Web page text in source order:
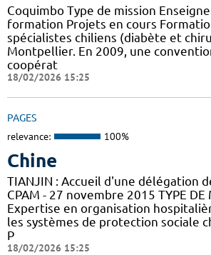
Coquimbo Type de mission
formation Projets en cours
spécialistes chiliens (diabète et
Montpellier. En 2009, une
coopérat
18/02/2026 15:25
PAGES
relevance: 100%
Chine
TIANJIN : Accueil d'une délégation
CPAM - 27 novembre 2015 TYPE DE
Expertise en organisation
les systèmes de protection sociale
P
18/02/2026 15:25